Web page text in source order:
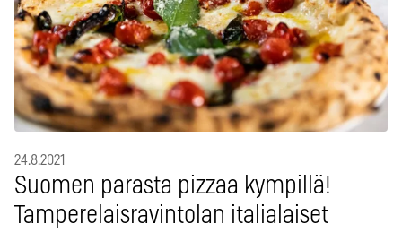
24.8.2021
Suomen parasta pizzaa kympillä!
Tamperelaisravintolan italialaiset